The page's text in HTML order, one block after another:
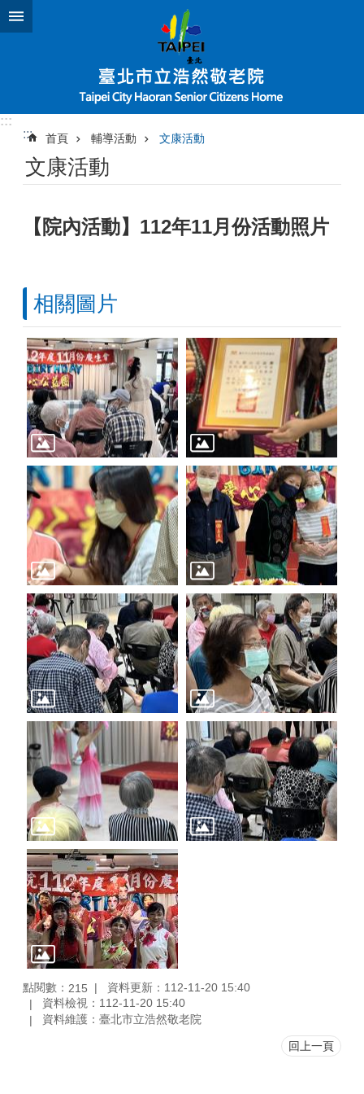
跳到主要內容區塊
:::
:::
首頁 輔導活動 文康活動
文康活動
【院內活動】112年11月份活動照片
相關圖片
點閱數： 215
資料更新：112-11-20 15:40
資料檢視：112-11-20 15:40
資料維護：臺北市立浩然敬老院
回上一頁